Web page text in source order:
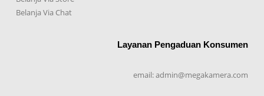
Belanja Via Chat
Layanan Pengaduan Konsumen
email: admin@megakamera.com